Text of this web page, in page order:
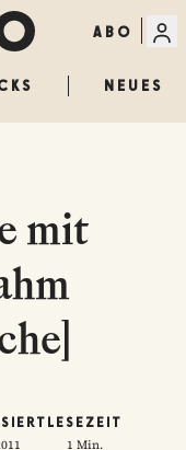
ABO
NEUES
mit
LESEZEIT
1 Min.